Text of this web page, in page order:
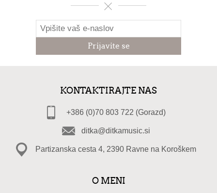
KONTAKTIRAJTE NAS
+386 (0)70 803 722 (Gorazd)
ditka@ditkamusic.si
Partizanska cesta 4, 2390 Ravne na Koroškem
O MENI